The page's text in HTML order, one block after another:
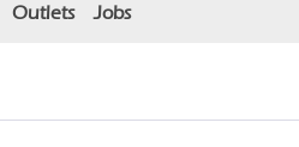
Outlets Jobs